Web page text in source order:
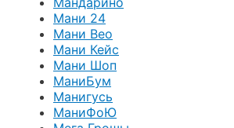
Мани 24
Мани Вео
Мани Кейс
Мани Шоп
МаниБум
Манигусь
МаниФоЮ